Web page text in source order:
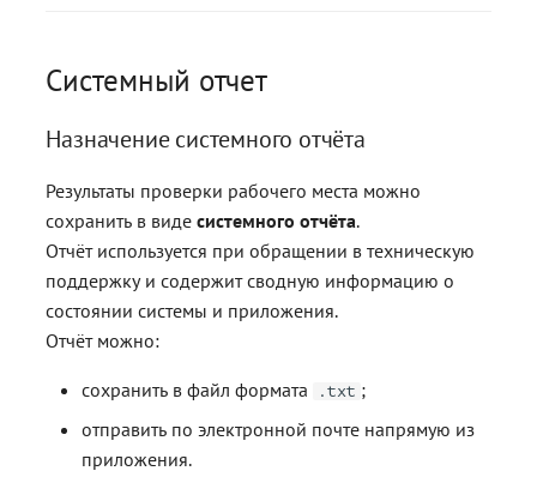
Системный отчет
Назначение системного отчёта
Результаты проверки рабочего места можно
сохранить в видесистемного отчёта.
Отчёт используется при обращении в техническую
поддержку и содержит сводную информацию о
состоянии системы и приложения.
Отчёт можно:
сохранить в файл формата .txt ;
отправить по электронной почте напрямую из
приложения.